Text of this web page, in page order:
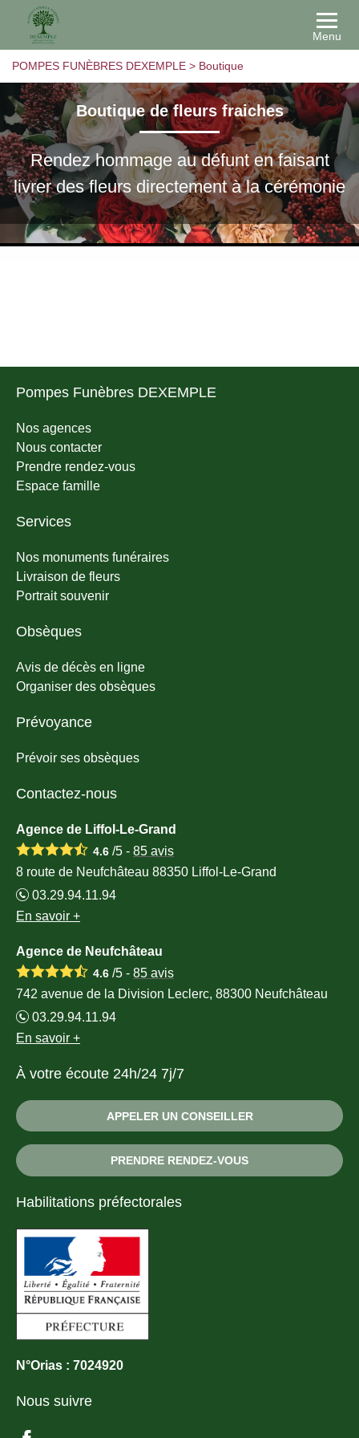
Menu
POMPES FUNÈBRES DEXEMPLE > Boutique
Boutique de fleurs fraiches
Rendez hommage au défunt en faisant
livrer des fleurs directement à la cérémonie
Pompes Funèbres DEXEMPLE
Nos agences
Nous contacter
Prendre rendez-vous
Espace famille
Services
Nos monuments funéraires
Livraison de fleurs
Portrait souvenir
Obsèques
Avis de décès en ligne
Organiser des obsèques
Prévoyance
Prévoir ses obsèques
Contactez-nous
Agence de Liffol-Le-Grand
4.6 /5 - 85 avis
8 route de Neufchâteau 88350 Liffol-Le-Grand
03.29.94.11.94
En savoir +
Agence de Neufchâteau
4.6 /5 - 85 avis
742 avenue de la Division Leclerc, 88300 Neufchâteau
03.29.94.11.94
En savoir +
À votre écoute 24h/24 7j/7
APPELER UN CONSEILLER
PRENDRE RENDEZ-VOUS
Habilitations préfectorales
N°Orias : 7024920
Nous suivre